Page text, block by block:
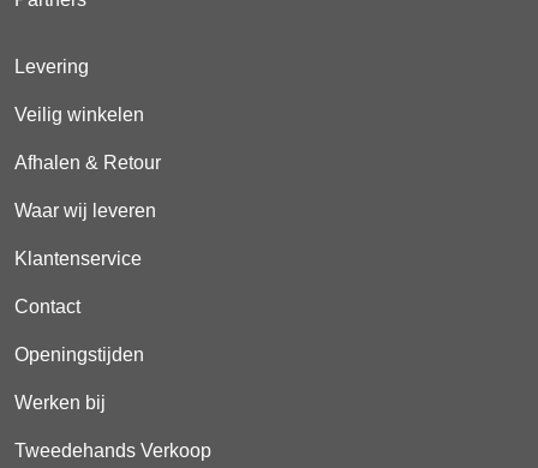
Levering
Veilig winkelen
Afhalen & Retour
Waar wij leveren
Klantenservice
Contact
Openingstijden
Werken bij
Tweedehands Verkoop